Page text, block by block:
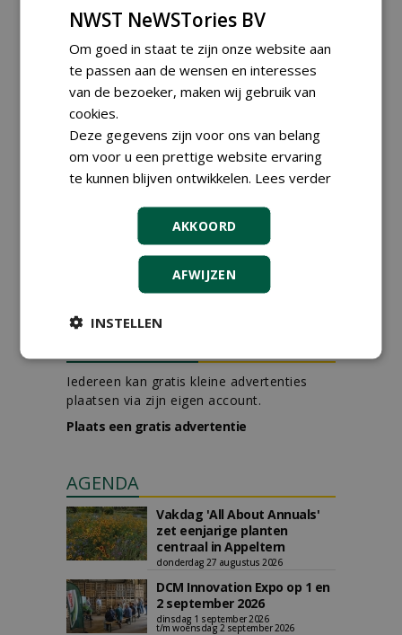
magazijnmedewerker
(fulltime) bij DSV zaden
Nederland B.V.
06-08-2026, Ven Zelderheide
Groeiplaats specialist bij
Boomtotaalzorg32-40 uur
Boominspecteur bij
Boomtotaalzorg24-40 uur
30-07-2026, Schalkwijk
Hoofdgreenkeeper (m/v)
Golfbaan KralingenOosthoek
groepRotterdam
meer Groene Banen
Iedereen kan gratis kleine advertenties
plaatsen via zijn eigen account.
Plaats een gratis advertentie
AGENDA
Vakdag 'All About Annuals'
zet eenjarige planten
centraal in Appeltern
donderdag 27 augustus 2026
DCM Innovation Expo op 1 en
2 september 2026
dinsdag 1 september 2026
t/m woensdag 2 september 2026
NWST NeWSTories BV
Om goed in staat te zijn onze website aan
te passen aan de wensen en interesses
van de bezoeker, maken wij gebruik van
cookies.
Deze gegevens zijn voor ons van belang
om voor u een prettige website ervaring
te kunnen blijven ontwikkelen. Lees verder
AKKOORD
AFWIJZEN
INSTELLEN